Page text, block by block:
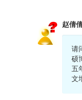
赵倩
请
硕
五
文